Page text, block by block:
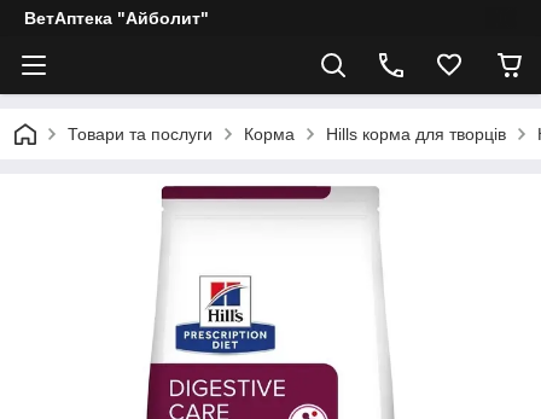
ВетАптека "Айболит"
Товари та послуги Корма Hills корма для творців